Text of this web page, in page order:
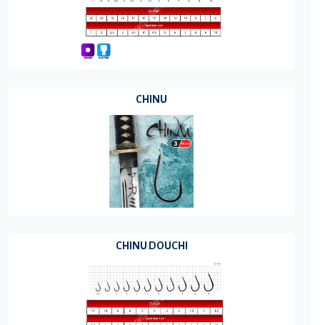
CHINU
CHINU DOUCHI